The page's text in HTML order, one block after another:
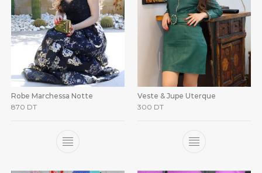
Robe Marchessa Notte
870 DT
Veste & Jupe Uterque
300 DT